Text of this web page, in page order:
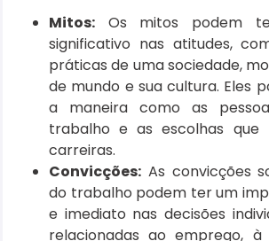
Mitos: Os mitos podem
significativo nas atitudes,
práticas de uma sociedade,
de mundo e sua cultura. Eles
a maneira como as
trabalho e as escolhas que
carreiras.
Convicções: As convicções
do trabalho podem ter um
e imediato nas decisões
relacionadas ao emprego,